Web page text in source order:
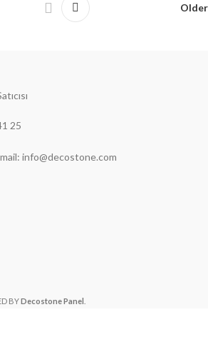
Older
25
info@decostone.com
BYDecostone Panel